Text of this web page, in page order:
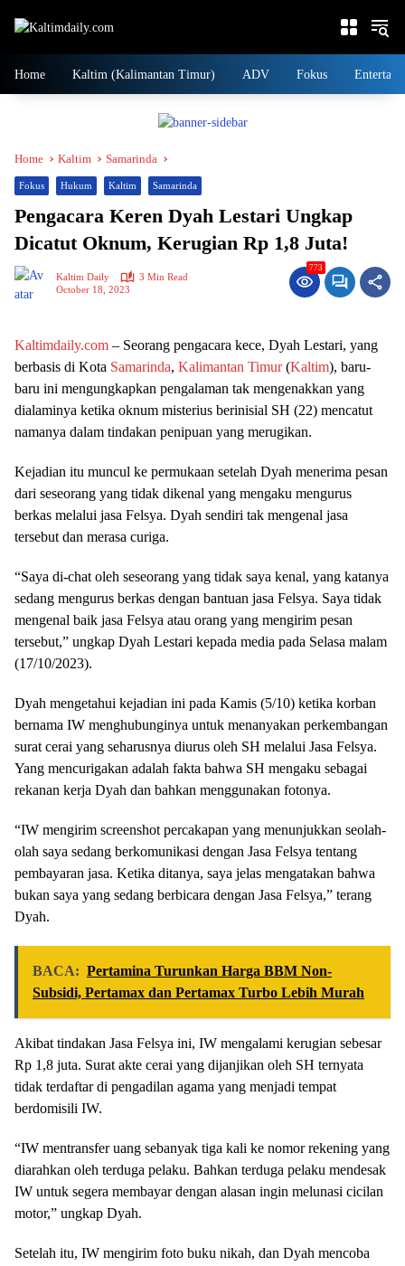
Home Kaltim (Kalimantan Timur) ADV Fokus Entertain
Home Kaltim Samarinda
Fokus Hukum Kaltim Samarinda
Pengacara Keren Dyah Lestari Ungkap
Dicatut Oknum, Kerugian Rp 1,8 Juta!
Kaltim Daily
3 Min Read
October 18, 2023
773
Kaltimdaily.com – Seorang pengacara kece, Dyah Lestari, yang
berbasis di Kota Samarinda, Kalimantan Timur(Kaltim), baru-
baru ini mengungkapkan pengalaman tak mengenakkan yang
dialaminya ketika oknum misterius berinisial SH (22) mencatut
namanya dalam tindakan penipuan yang merugikan.
Kejadian itu muncul ke permukaan setelah Dyah menerima pesan
dari seseorang yang tidak dikenal yang mengaku mengurus
berkas melalui jasa Felsya. Dyah sendiri tak mengenal jasa
tersebut dan merasa curiga.
“Saya di-chat oleh seseorang yang tidak saya kenal, yang katanya
sedang mengurus berkas dengan bantuan jasa Felsya. Saya tidak
mengenal baik jasa Felsya atau orang yang mengirim pesan
tersebut,” ungkap Dyah Lestari kepada media pada Selasa malam
(17/10/2023).
Dyah mengetahui kejadian ini pada Kamis (5/10) ketika korban
bernama IW menghubunginya untuk menanyakan perkembangan
surat cerai yang seharusnya diurus oleh SH melalui Jasa Felsya.
Yang mencurigakan adalah fakta bahwa SH mengaku sebagai
rekanan kerja Dyah dan bahkan menggunakan fotonya.
“IW mengirim screenshot percakapan yang menunjukkan seolah-
olah saya sedang berkomunikasi dengan Jasa Felsya tentang
pembayaran jasa. Ketika ditanya, saya jelas mengatakan bahwa
bukan saya yang sedang berbicara dengan Jasa Felsya,” terang
Dyah.
BACA: Pertamina Turunkan Harga BBM Non-
Subsidi, Pertamax dan Pertamax Turbo Lebih Murah
Akibat tindakan Jasa Felsya ini, IW mengalami kerugian sebesar
Rp 1,8 juta. Surat akte cerai yang dijanjikan oleh SH ternyata
tidak terdaftar di pengadilan agama yang menjadi tempat
berdomisili IW.
“IW mentransfer uang sebanyak tiga kali ke nomor rekening yang
diarahkan oleh terduga pelaku. Bahkan terduga pelaku mendesak
IW untuk segera membayar dengan alasan ingin melunasi cicilan
motor,” ungkap Dyah.
Setelah itu, IW mengirim foto buku nikah, dan Dyah mencoba